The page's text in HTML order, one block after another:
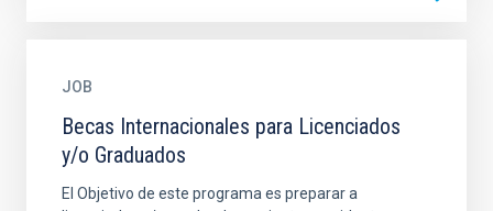
JOB
Becas Internacionales para Licenciados
y/o Graduados
El Objetivo de este programa es preparar a